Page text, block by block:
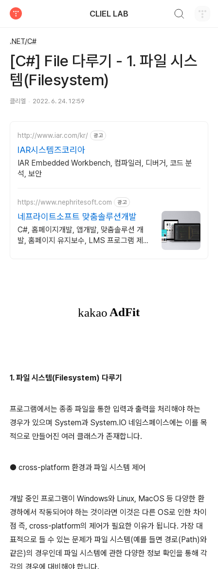
CLIEL LAB
.NET/C#
[C#] File 다루기 - 1. 파일 시스
템(Filesystem)
클리엘 2022. 6. 24. 12:59
http://www.iar.com/kr/ 광고
IAR시스템즈코리아
IAR Embedded Workbench, 컴파일러, 디버거, 코드 분
석, 보안
https://www.nephritesoft.com 광고
네프라이트소프트 맞춤솔루션개발
C#, 홈페이지개발, 앱개발, 맞춤솔루션 개
발, 홈페이지 유지보수, LMS 프로그램 제작
1. 파일 시스템(Filesystem) 다루기
프로그램에서는 종종 파일을 통한 입력과 출력을 처리해야 하는
경우가 있으며 System과 System.IO 네임스페이스에는 이를 목
적으로 만들어진 여러 클래스가 존재합니다.
● cross-platform 환경과 파일 시스템 제어
개발 중인 프로그램이 Windows와 Linux, MacOS 등 다양한 환
경하에서 작동되어야 하는 것이라면 이것은 다른 OS로 인한 차이
점 즉, cross-platform의 제어가 필요한 이유가 됩니다. 가장 대
표적으로 들 수 있는 문제가 파일 시스템(예를 들면 경로(Path)와
같은)의 경우인데 파일 시스템에 관한 다양한 정보 확인을 통해 각
각의 경우에 대비해야 합니다.